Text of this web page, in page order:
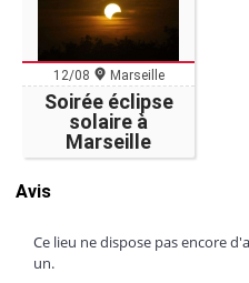
12/08 Marseille
Soirée éclipse
solaire à
Marseille
Avis
Ce lieu ne dispose pas encore
un.